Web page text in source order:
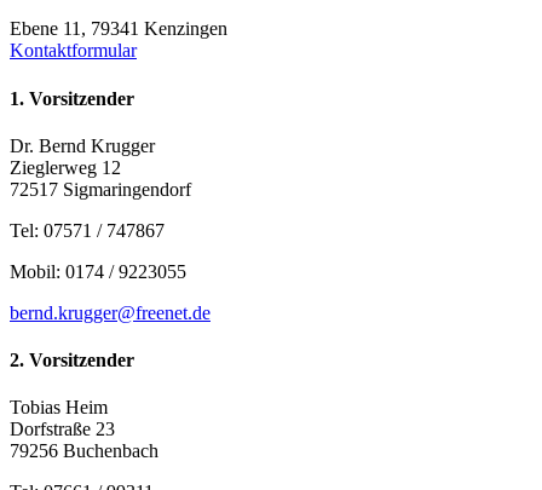
Ebene 11, 79341 Kenzingen
Kontaktformular
1. Vorsitzender
Dr. Bernd Krugger
Zieglerweg 12
72517 Sigmaringendorf
Tel: 07571 / 747867
Mobil: 0174 / 9223055
bernd.krugger@freenet.de
2. Vorsitzender
Tobias Heim
Dorfstraße 23
79256 Buchenbach